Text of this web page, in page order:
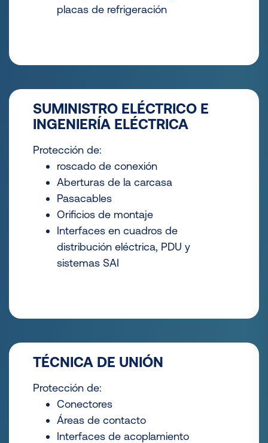
placas de refrigeración
SUMINISTRO ELÉCTRICO E
INGENIERÍA ELÉCTRICA
Protección de:
roscado de conexión
Aberturas de la carcasa
Pasacables
Orificios de montaje
Interfaces en cuadros de
distribución eléctrica, PDU y
sistemas SAI
TÉCNICA DE UNIÓN
Protección de:
Conectores
Áreas de contacto
Interfaces de acoplamiento